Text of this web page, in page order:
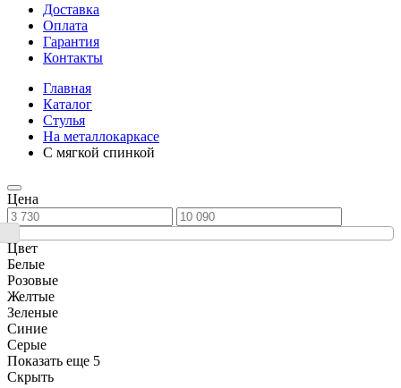
Доставка
Оплата
Гарантия
Контакты
Главная
Каталог
Стулья
На металлокаркасе
С мягкой спинкой
Цена
Цвет
Белые
Розовые
Желтые
Зеленые
Синие
Серые
Показать еще 5
Скрыть